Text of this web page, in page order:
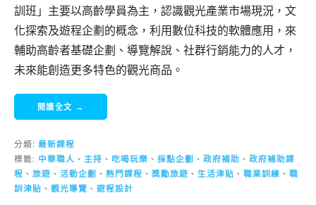
訓班」主要以高齡學員為主，認識觀光產業市場現況，文
化探索及遊程企劃的概念，利用數位科技的軟體應用，來
輔助高齡者基礎企劃、導覽解說、社群行銷能力的人才，
未來能創造更多特色的觀光商品。
閱讀全文 →
分類: 最新課程
標籤: 中華職人 、 主持 、 吃喝玩樂 、 採點企劃 、 政府補助 、 政府補助課
程 、 旅遊 、 活動企劃 、 熱門課程 、 獎勵旅遊 、 生活津貼 、 職業訓練 、 職
訓津貼 、 觀光導覽 、 遊程設計